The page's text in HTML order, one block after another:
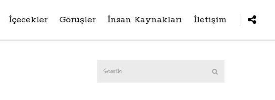
İçecekler Görüşler İnsan Kaynakları İletişim